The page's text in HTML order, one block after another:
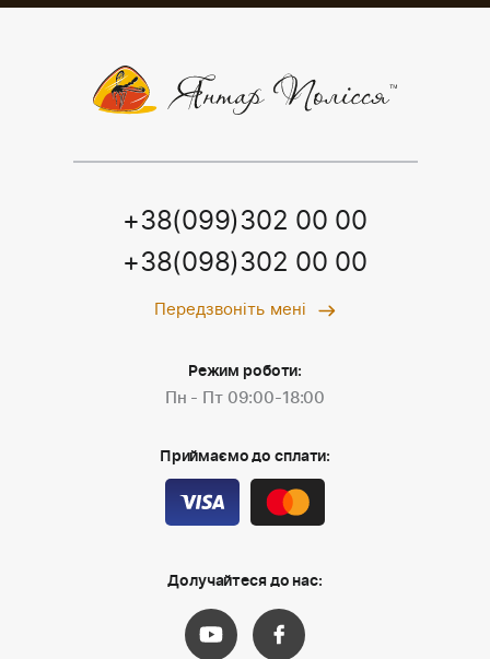
+38(099)302 00 00
+38(098)302 00 00
Передзвоніть мені
Режим роботи:
Пн - Пт 09:00-18:00
Приймаємо до сплати:
Долучайтеся до нас: